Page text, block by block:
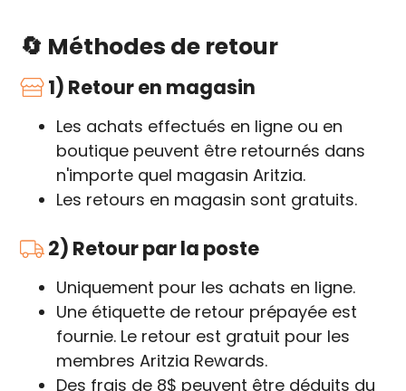
🔄 Méthodes de retour
1) Retour en magasin
Les achats effectués en ligne ou en
boutique peuvent être retournés dans
n'importe quel magasin Aritzia.
Les retours en magasin sont gratuits.
2) Retour par la poste
Uniquement pour les achats en ligne.
Une étiquette de retour prépayée est
fournie. Le retour est gratuit pour les
membres Aritzia Rewards.
Des frais de 8$ peuvent être déduits du